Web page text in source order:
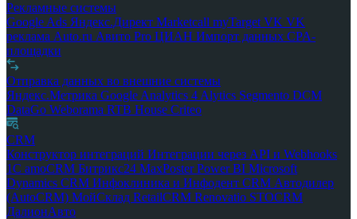
Рекламные системы
Google Ads Яндекс.Директ Marketcall myTarget VK VK
реклама Auto.ru Авито Pro ЦИАН Импорт данных CPA-
площадки
Отправка данных во внешние системы
Яндекс.Метрика Google Analytics 4 Alytics Segmento DCM
DataGo Weborama RTB House Criteo
CRM
Конструктор интеграций Интеграции через API и Webhooks
1С amoCRM Битрикс24 MaxPosterPower BI Microsoft
Dynamics CRM Инфоклиника и Инфодент CRM Автодилер
(AutoCRM) МойСклад RetailCRM Renovatio STOCRM
ДалионАвто